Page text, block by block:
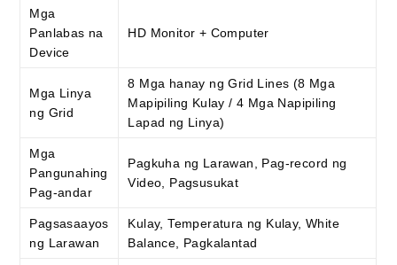
Mga
Panlabas na
Device
HD Monitor + Computer
Mga Linya
ng Grid
8 Mga hanay ng Grid Lines (8 Mga
Mapipiling Kulay / 4 Mga Napipiling
Lapad ng Linya)
Mga
Pangunahing
Pag-andar
Pagkuha ng Larawan, Pag-record ng
Video, Pagsusukat
Pagsasaayos
ng Larawan
Kulay, Temperatura ng Kulay, White
Balance, Pagkalantad